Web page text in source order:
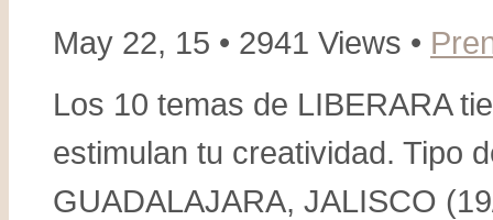
May 22, 15 • 2941 Views •
Los 10 temas de LIBERARA
estimulan tu creatividad. Tipo
GUADALAJARA, JALISCO